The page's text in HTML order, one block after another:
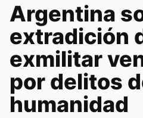
Argentina
extradición
exmilitar
por delitos
humanidad